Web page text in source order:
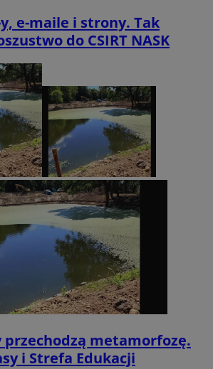
y, e-maile i strony. Tak
do CSIRT NASK
przechodzą metamorfozę.
i Strefa Edukacji